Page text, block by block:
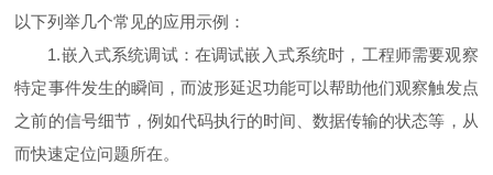
以下列举几个常见的应用示例：
1.嵌入式系统调试：在调试嵌入式系统时，工程师需要观察
特定事件发生的瞬间，而波形延迟功能可以帮助他们观察触发点
之前的信号细节，例如代码执行的时间、数据传输的状态等，从
而快速定位问题所在。